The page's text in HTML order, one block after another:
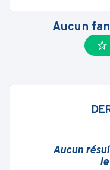
Aucun
Aucun